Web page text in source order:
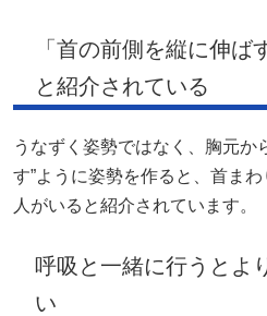
「首の前側を縦に伸
と紹介されている
うなずく姿勢ではなく、胸元か
す”ように姿勢を作ると、首ま
人がいると紹介されています。
呼吸と一緒に行うとよ
い